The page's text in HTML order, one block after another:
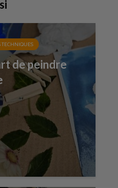
TECHNIQUES
de peindre